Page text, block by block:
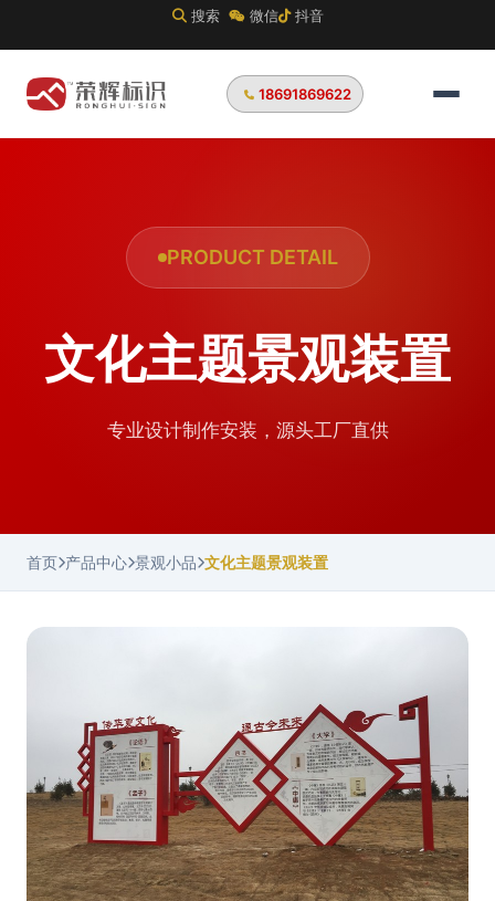
搜索 微信 抖音
18691869622
PRODUCT DETAIL
文化主题景观装置
专业设计制作安装，源头工厂直供
首页 产品中心 景观小品 文化主题景观装置